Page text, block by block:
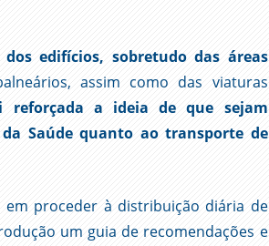
edifícios, sobretudo das áreas
assim como das viaturas
reforçada a ideia de que sejam
Saúde quanto ao transporte de
proceder à distribuição diária de
um guia de recomendações e